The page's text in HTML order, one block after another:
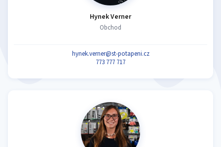
Hynek Verner
Obchod
hynek.verner@st-potapeni.cz
773 777 717